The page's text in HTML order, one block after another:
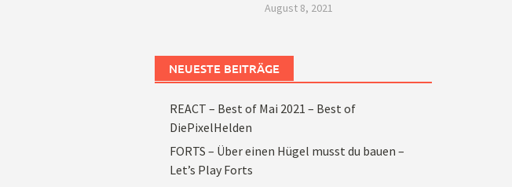
August 8, 2021
NEUESTE BEITRÄGE
REACT – Best of Mai 2021 – Best of
DiePixelHelden
FORTS – Über einen Hügel musst du bauen –
Let’s Play Forts